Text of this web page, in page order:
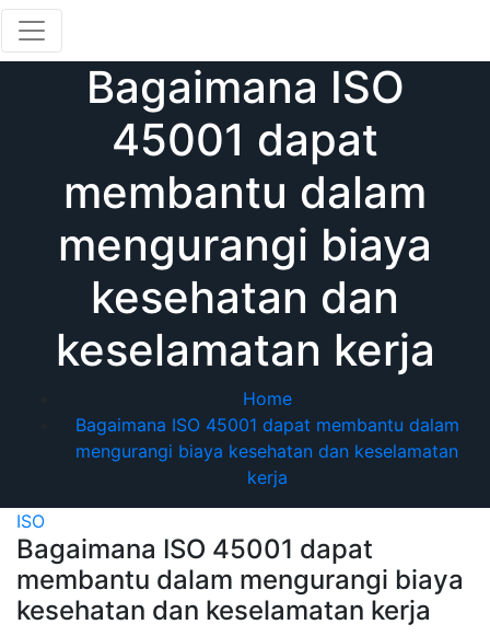
Skip
content
Bagaimana ISO
45001 dapat
membantu dalam
mengurangi biaya
kesehatan dan
keselamatan kerja
Home
Bagaimana ISO 45001 dapat membantu dalam
mengurangi biaya kesehatan dan keselamatan
kerja
ISO
Bagaimana ISO 45001 dapat
membantu dalam mengurangi biaya
kesehatan dan keselamatan kerja